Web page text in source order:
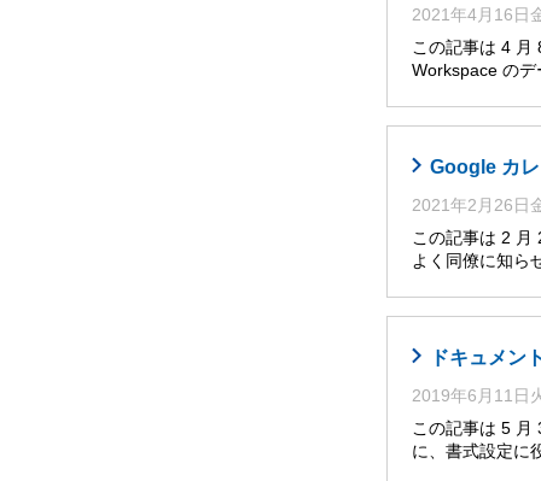
2021年4月16日
この記事は 4 月
Workspace の
Google カ
2021年2月26日
この記事は 2
よく同僚に知ら
ドキュメン
2019年6月11日
この記事は 5 月
に、書式設定に